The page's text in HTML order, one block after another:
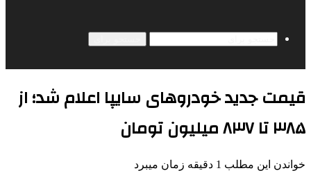
قیمت جدید خودروهای سایپا اعلام شد؛ از
۳۸۵ تا ۸۳۷ میلیون تومان
خواندن این مطلب 1 دقیقه زمان میبرد